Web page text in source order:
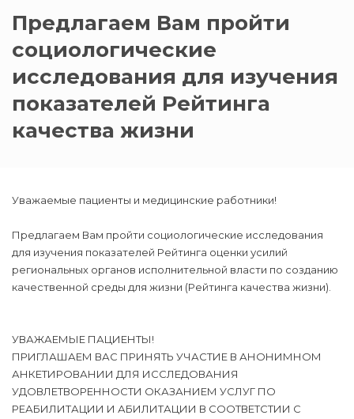
Предлагаем Вам пройти
социологические
исследования для изучения
показателей Рейтинга
качества жизни
Уважаемые пациенты и медицинские работники!
Предлагаем Вам пройти социологические исследования
для изучения показателей Рейтинга оценки усилий
региональных органов исполнительной власти по созданию
качественной среды для жизни (Рейтинга качества жизни).
УВАЖАЕМЫЕ ПАЦИЕНТЫ!
ПРИГЛАШАЕМ ВАС ПРИНЯТЬ УЧАСТИЕ В АНОНИМНОМ
АНКЕТИРОВАНИИ ДЛЯ ИССЛЕДОВАНИЯ
УДОВЛЕТВОРЕННОСТИ ОКАЗАНИЕМ УСЛУГ ПО
РЕАБИЛИТАЦИИ И АБИЛИТАЦИИ В СООТВЕТСТИИ С